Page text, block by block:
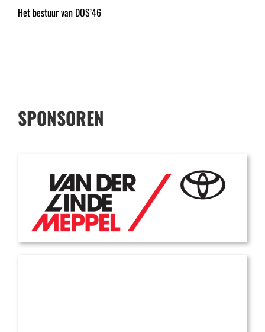
Het bestuur van DOS’46
SPONSOREN